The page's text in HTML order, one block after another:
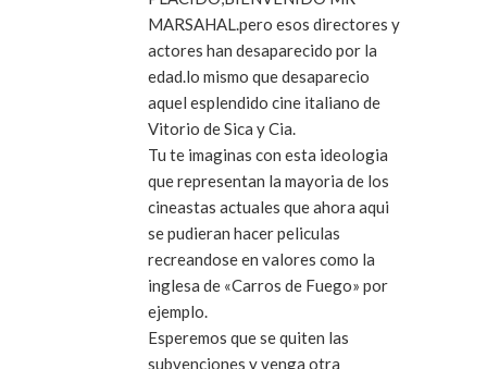
MARSAHAL.pero esos directores y
actores han desaparecido por la
edad.lo mismo que desaparecio
aquel esplendido cine italiano de
Vitorio de Sica y Cia.
Tu te imaginas con esta ideologia
que representan la mayoria de los
cineastas actuales que ahora aqui
se pudieran hacer peliculas
recreandose en valores como la
inglesa de «Carros de Fuego» por
ejemplo.
Esperemos que se quiten las
subvenciones y venga otra